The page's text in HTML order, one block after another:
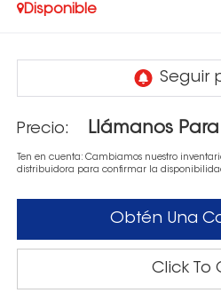
Disponible
Precio: Llámanos
Ten en cuenta: Cambiamos nuestro
distribuidora para confirmar la
Obtén Una
Click To